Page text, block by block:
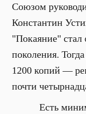
Союзом
Константин
"Покаяние" стал
поколения.
1200 копий —
почти
Есть